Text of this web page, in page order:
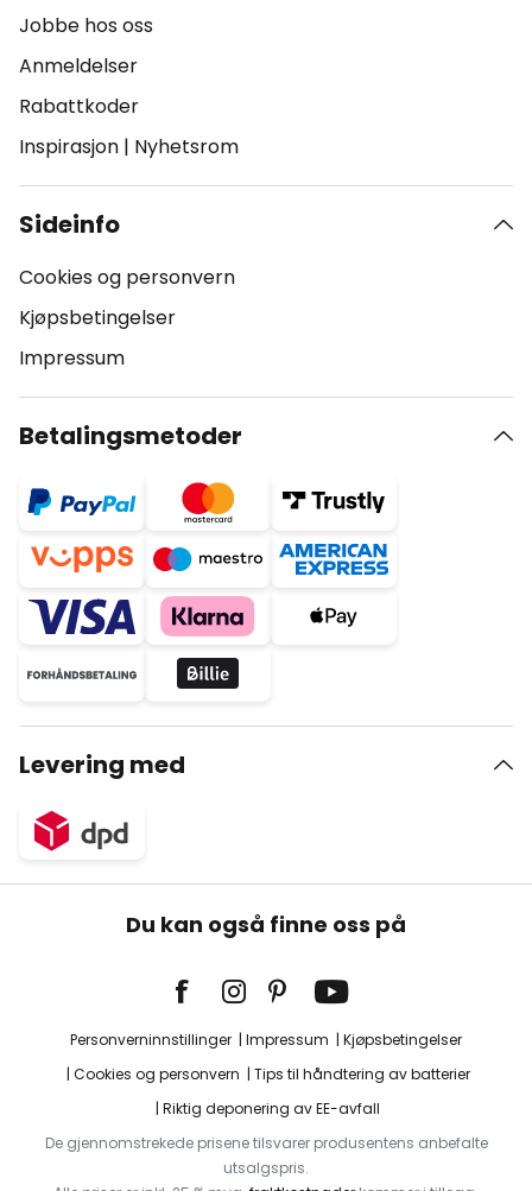
Jobbe hos oss
Anmeldelser
Rabattkoder
Inspirasjon | Nyhetsrom
Sideinfo
Cookies og personvern
Kjøpsbetingelser
Impressum
Betalingsmetoder
Levering med
Du kan også finne oss på
Personverninnstillinger Impressum
Kjøpsbetingelser
Cookies og personvern
Tips til håndtering av batterier
Riktig deponering av EE-avfall
De gjennomstrekede prisene tilsvarer produsentens anbefalte
utsalgspris.